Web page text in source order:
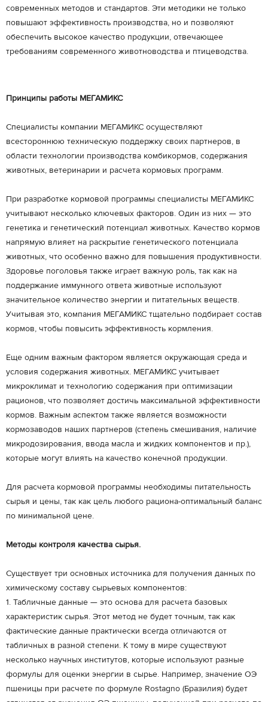
современных методов и стандартов. Эти методики не только
повышают эффективность производства, но и позволяют
обеспечить высокое качество продукции, отвечающее
требованиям современного животноводства и птицеводства.
Принципы работы МЕГАМИКС
Специалисты компании МЕГАМИКС осуществляют
всестороннюю техническую поддержку своих партнеров, в
области технологии производства комбикормов, содержания
животных, ветеринарии и расчета кормовых программ.
При разработке кормовой программы специалисты МЕГАМИКС
учитывают несколько ключевых факторов. Один из них — это
генетика и генетический потенциал животных. Качество кормов
напрямую влияет на раскрытие генетического потенциала
животных, что особенно важно для повышения продуктивности.
Здоровье поголовья также играет важную роль, так как на
поддержание иммунного ответа животные используют
значительное количество энергии и питательных веществ.
Учитывая это, компания МЕГАМИКС тщательно подбирает состав
кормов, чтобы повысить эффективность кормления.
Еще одним важным фактором является окружающая среда и
условия содержания животных. МЕГАМИКС учитывает
микроклимат и технологию содержания при оптимизации
рационов, что позволяет достичь максимальной эффективности
кормов. Важным аспектом также является возможности
кормозаводов наших партнеров (степень смешивания, наличие
микродозирования, ввода масла и жидких компонентов и пр.),
которые могут влиять на качество конечной продукции.
Для расчета кормовой программы необходимы питательность
сырья и цены, так как цель любого рациона-оптимальный баланс
по минимальной цене.
Методы контроля качества сырья.
Существует три основных источника для получения данных по
химическому составу сырьевых компонентов:
1. Табличные данные — это основа для расчета базовых
характеристик сырья. Этот метод не будет точным, так как
фактические данные практически всегда отличаются от
табличных в разной степени. К тому в мире существуют
несколько научных институтов, которые используют разные
формулы для оценки энергии в сырье. Например, значение ОЭ
пшеницы при расчете по формуле Rostagno (Бразилия) будет